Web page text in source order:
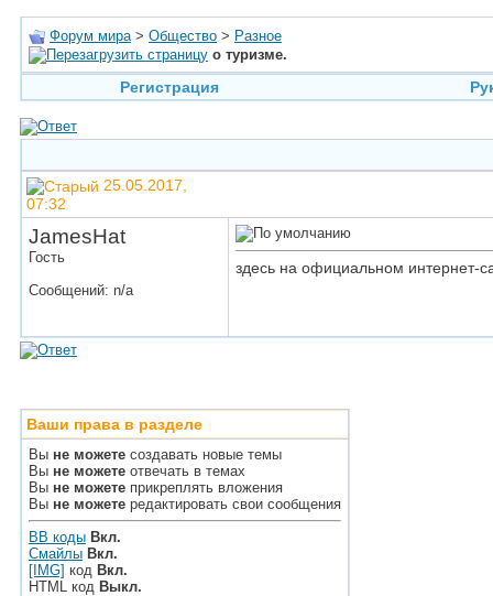
Форум мира > Общество > Разное
о туризме.
Регистрация
25.05.2017,
07:32
JamesHat
Гость
Сообщений: n/a
здесь на официальном интернет-
Ваши права в разделе
Вы не можете создавать новые темы
Вы не можете отвечать в темах
Вы не можете прикреплять вложения
Вы не можете редактировать свои сообщения
BB коды Вкл.
Смайлы Вкл.
[IMG] код Вкл.
HTML код Выкл.